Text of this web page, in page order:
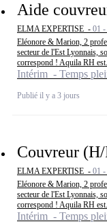
Aide
ELMA EXPERTISE - 01
Eléonore & Marion, 2
secteur de l'Est Lyonnais,
correspond ! Aquila RH
Intérim - Temps
Publié il y a 3 jours
Couvreur
ELMA EXPERTISE - 01
Eléonore & Marion, 2
secteur de l'Est Lyonnais,
correspond ! Aquila RH
Intérim - Temps